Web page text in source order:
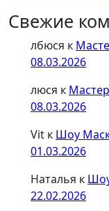
Свежие
лбюся к
08.03.2026
люся к
08.03.2026
Vit к Шоу
01.03.2026
Наталья к
22.02.2026